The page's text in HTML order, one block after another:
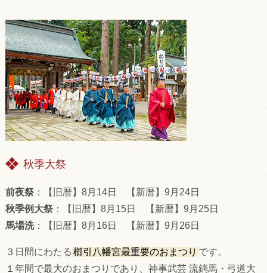
秋季大祭
前夜祭：【旧暦】8月14日 【新暦】9月24日
秋季例大祭：【旧暦】8月15日 【新暦】9月25日
馬場洗：【旧暦】8月16日 【新暦】9月26日
３日間にわたる 櫛引八幡宮最重要のおまつり です。
１年間で最大のおまつりであり、神事武芸 流鏑馬・弓道大